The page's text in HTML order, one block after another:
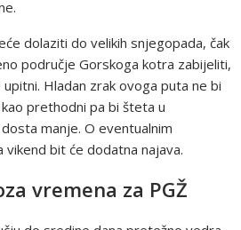
dolaziti do velikih snjegopada, čak
područje Gorskoga kotra zabijeliti,
Hladan zrak ovoga puta ne bi
prethodni pa bi šteta u
manje. O eventualnim
bit će dodatna najava.
vremena za PGŽ